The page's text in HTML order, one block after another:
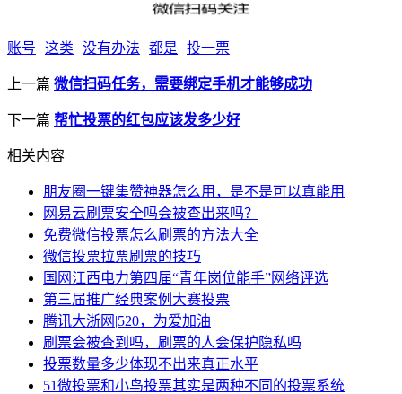
账号 这类 没有办法 都是 投一票
上一篇 微信扫码任务，需要绑定手机才能够成功
下一篇 帮忙投票的红包应该发多少好
相关内容
朋友圈一键集赞神器怎么用，是不是可以真能用
网易云刷票安全吗会被查出来吗？
免费微信投票怎么刷票的方法大全
微信投票拉票刷票的技巧
国网江西电力第四届“青年岗位能手”网络评选
第三届推广经典案例大赛投票
腾讯大浙网|520，为爱加油
刷票会被查到吗，刷票的人会保护隐私吗
投票数量多少体现不出来真正水平
51微投票和小鸟投票其实是两种不同的投票系统